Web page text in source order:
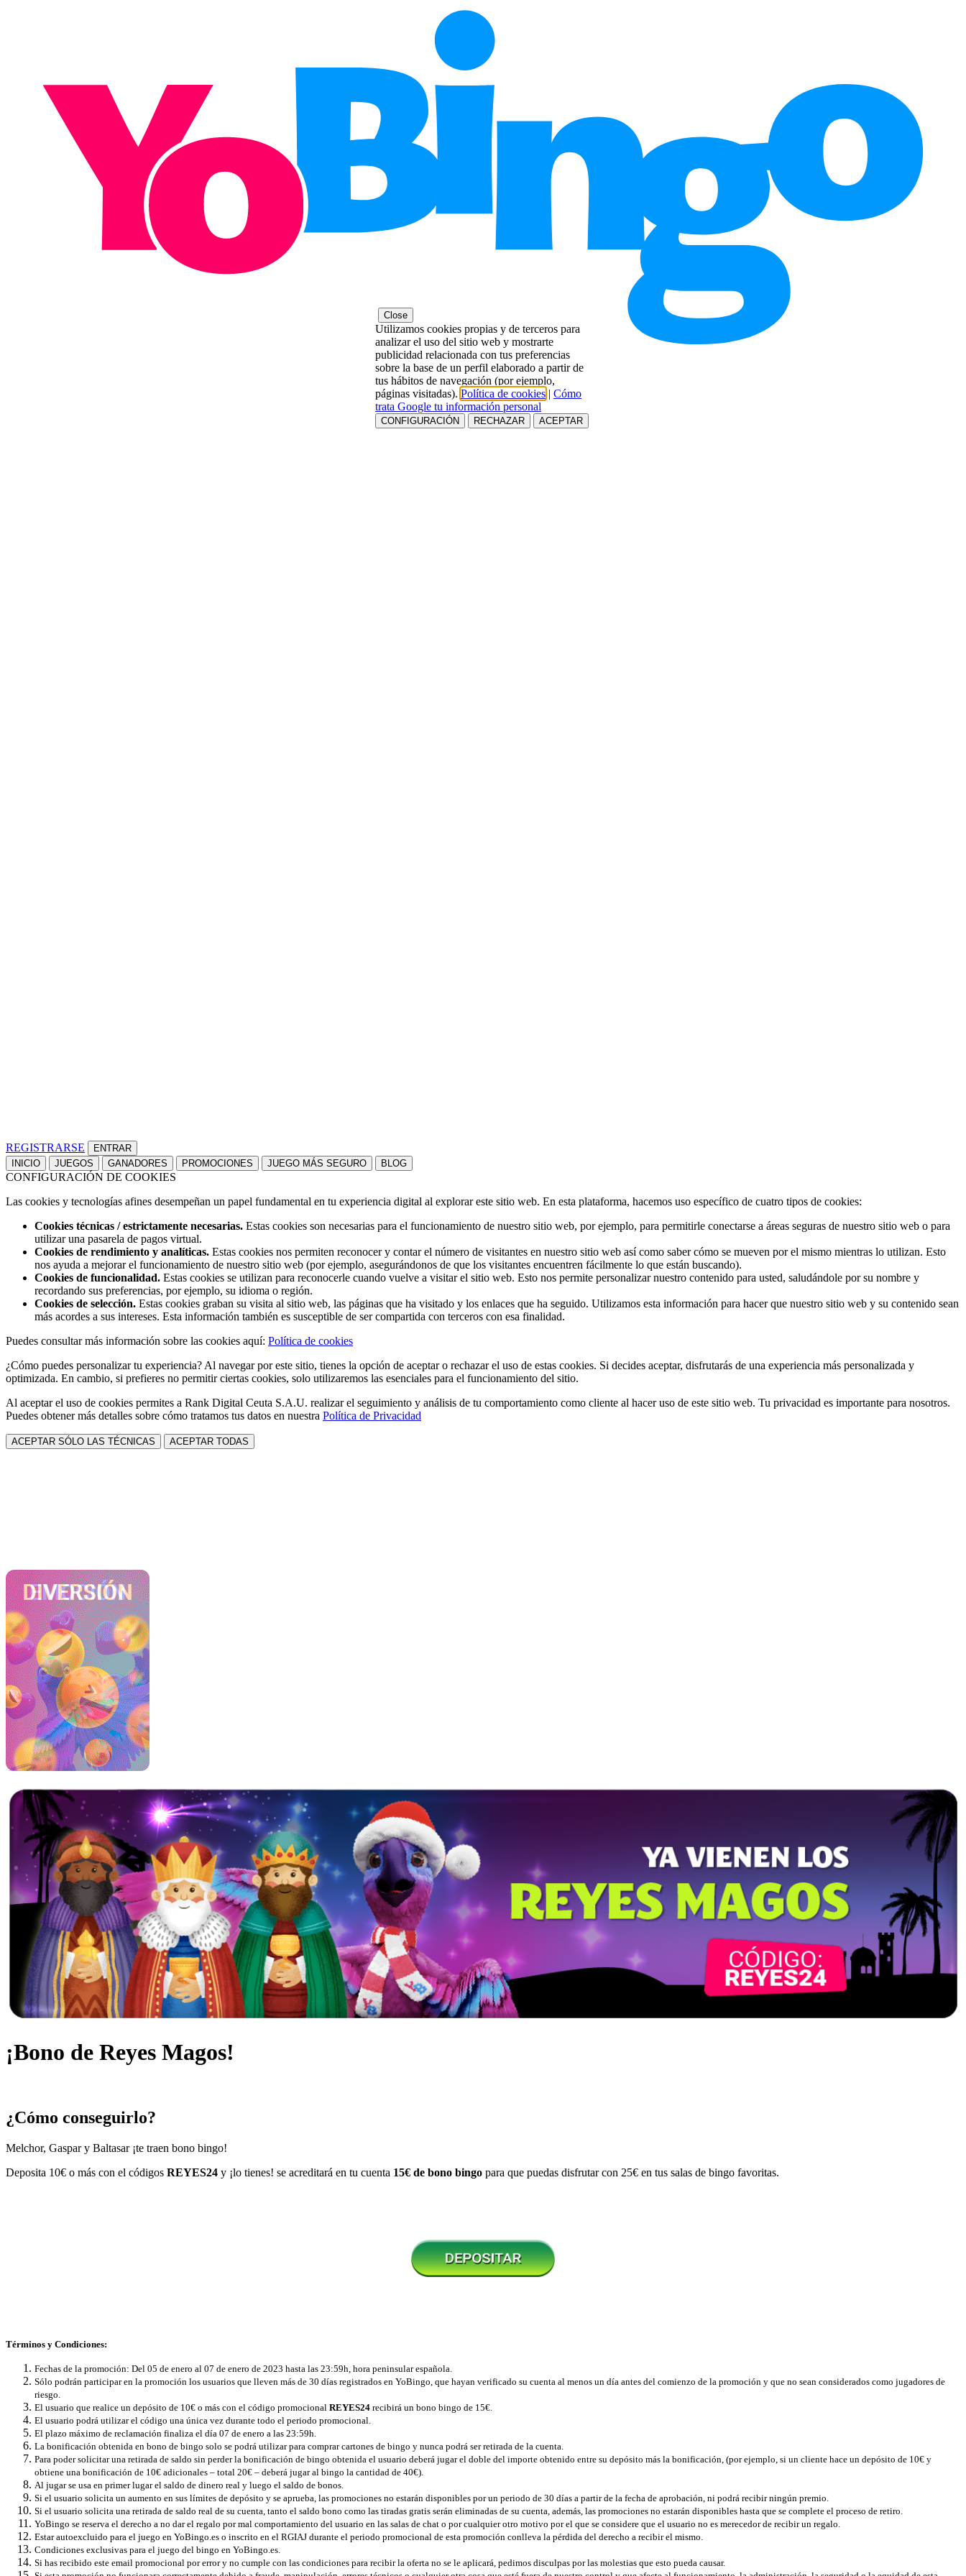
REGISTRARSE
INICIO JUEGOS GANADORES PROMOCIONES JUEGO MÁS SEGURO BLOG
CONFIGURACIÓN DE COOKIES
Las cookies y tecnologías afines desempeñan un papel fundamental en tu experiencia digital al explorar este sitio web. En esta plataforma, hacemos uso específico de cuatro tipos de cookies:
Cookies técnicas / estrictamente necesarias. Estas cookies son necesarias para el funcionamiento de nuestro sitio web, por ejemplo, para permitirle conectarse a áreas seguras de nuestro sitio web o para
utilizar una pasarela de pagos virtual.
Cookies de rendimiento y analíticas. Estas cookies nos permiten reconocer y contar el número de visitantes en nuestro sitio web así como saber cómo se mueven por el mismo mientras lo utilizan. Esto
nos ayuda a mejorar el funcionamiento de nuestro sitio web (por ejemplo, asegurándonos de que los visitantes encuentren fácilmente lo que están buscando).
Cookies de funcionalidad. Estas cookies se utilizan para reconocerle cuando vuelve a visitar el sitio web. Esto nos permite personalizar nuestro contenido para usted, saludándole por su nombre y
recordando sus preferencias, por ejemplo, su idioma o región.
Cookies de selección. Estas cookies graban su visita al sitio web, las páginas que ha visitado y los enlaces que ha seguido. Utilizamos esta información para hacer que nuestro sitio web y su contenido sean
más acordes a sus intereses. Esta información también es susceptible de ser compartida con terceros con esa finalidad.
Puedes consultar más información sobre las cookies aquí: Política de cookies
¿Cómo puedes personalizar tu experiencia? Al navegar por este sitio, tienes la opción de aceptar o rechazar el uso de estas cookies. Si decides aceptar, disfrutarás de una experiencia más personalizada y
optimizada. En cambio, si prefieres no permitir ciertas cookies, solo utilizaremos las esenciales para el funcionamiento del sitio.
Al aceptar el uso de cookies permites a Rank Digital Ceuta S.A.U. realizar el seguimiento y análisis de tu comportamiento como cliente al hacer uso de este sitio web. Tu privacidad es importante para nosotros.
Puedes obtener más detalles sobre cómo tratamos tus datos en nuestra Política de Privacidad
ACEPTAR SÓLO LAS TÉCNICAS ACEPTAR TODAS
Close
Utilizamos cookies propias y de terceros para
analizar el uso del sitio web y mostrarte
publicidad relacionada con tus preferencias
sobre la base de un perfil elaborado a partir de
tus hábitos de navegación (por ejemplo,
páginas visitadas). Política de cookies | Cómo
trata Google tu información personal
CONFIGURACIÓN RECHAZAR ACEPTAR
¡Bono de Reyes Magos!
¿Cómo conseguirlo?
Melchor, Gaspar y Baltasar ¡te traen bono bingo!
Deposita 10€ o más con el códigos REYES24 y ¡lo tienes! se acreditará en tu cuenta 15€ de bono bingo para que puedas disfrutar con 25€ en tus salas de bingo favoritas.
Términos y Condiciones:
Fechas de la promoción: Del 05 de enero al 07 de enero de 2023 hasta las 23:59h, hora peninsular española.
Sólo podrán participar en la promoción los usuarios que lleven más de 30 días registrados en YoBingo, que hayan verificado su cuenta al menos un día antes del comienzo de la promoción y que no sean considerados como jugadores de
riesgo.
El usuario que realice un depósito de 10€ o más con el código promocional REYES24 recibirá un bono bingo de 15€.
El usuario podrá utilizar el código una única vez durante todo el periodo promocional.
El plazo máximo de reclamación finaliza el día 07 de enero a las 23:59h.
La bonificación obtenida en bono de bingo solo se podrá utilizar ​​para comprar cartones de bingo y nunca podrá ser retirada de la cuenta.
Para poder solicitar una retirada de saldo sin perder la bonificación de bingo obtenida el usuario deberá jugar el doble del importe obtenido entre su depósito más la bonificación, (por ejemplo, si un cliente hace un depósito de 10€ y
obtiene una bonificación de 10€ adicionales – total 20€ – deberá jugar al bingo la cantidad de 40€).
Al jugar se usa en primer lugar el saldo de dinero real y luego el saldo de bonos.
Si el usuario solicita un aumento en sus límites de depósito y se aprueba, las promociones no estarán disponibles por un periodo de 30 días a partir de la fecha de aprobación, ni podrá recibir ningún premio.
Si el usuario solicita una retirada de saldo real de su cuenta, tanto el saldo bono como las tiradas gratis serán eliminadas de su cuenta, además, las promociones no estarán disponibles hasta que se complete el proceso de retiro.
YoBingo se reserva el derecho a no dar el regalo por mal comportamiento del usuario en las salas de chat o por cualquier otro motivo por el que se considere que el usuario no es merecedor de recibir un regalo.
Estar autoexcluido para el juego en YoBingo.es o inscrito en el RGIAJ durante el periodo promocional de esta promoción conlleva la pérdida del derecho a recibir el mismo.
Condiciones exclusivas para el juego del bingo en YoBingo.es.
Si has recibido este email promocional por error y no cumple con las condiciones para recibir la oferta no se le aplicará, pedimos disculpas por las molestias que esto pueda causar.